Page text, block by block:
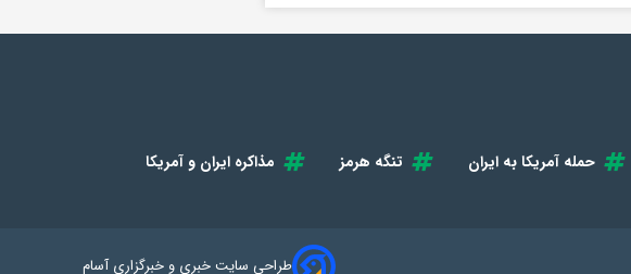
حمله آمریکا به ایران تنگه هرمز
مذاکره ایران و آمریکا
طراحی سایت خبری و خبرگزاری آسام